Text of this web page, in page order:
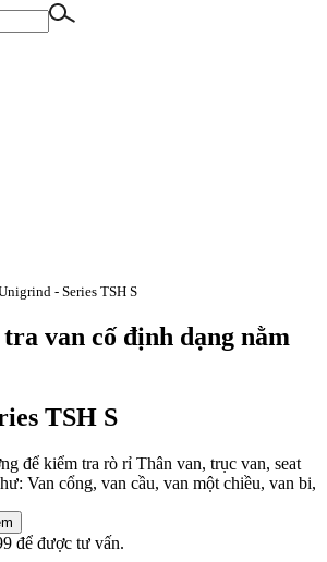
- Series TSH S
van cố định dạng nằm
TSH S
để kiểm tra rò rỉ Thân van, trục van, seat
Van cổng, van cầu, van một chiều, van bi,
để được tư vấn.